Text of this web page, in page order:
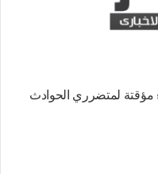
مؤقتة لمتضرري الحوادث